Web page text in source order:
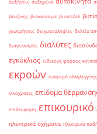
αυξήσεις αυξημένα
βενζίνης βιοκαύσιμα βιοντίζελ βυτίο
γεωτρήσεις δειγματοληψίες δελτίο
διαγωνισμός διαλύτες
εγκύκλιος ειδικούς φόρους
εκροών εισφορά αλληλεγγύης
ενισχύσεις επίδομα
επιθεώρηση επικουρικό
ηλεκτρικά οχήματα ηλεκτρικά